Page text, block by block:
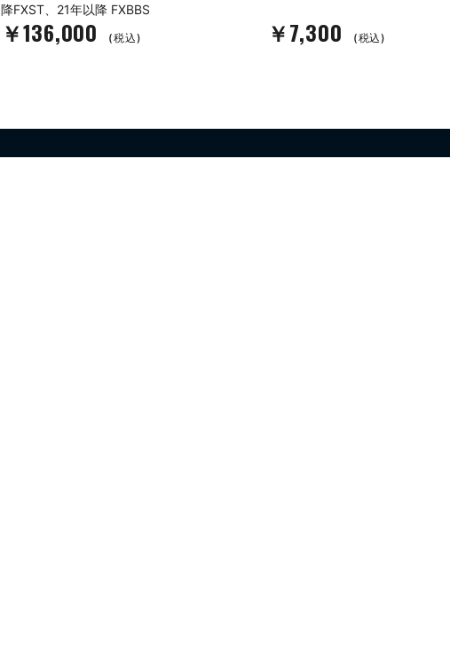
降FXST、21年以降 FXBBS
￥136,000 (税込) ￥7,300 (税込)